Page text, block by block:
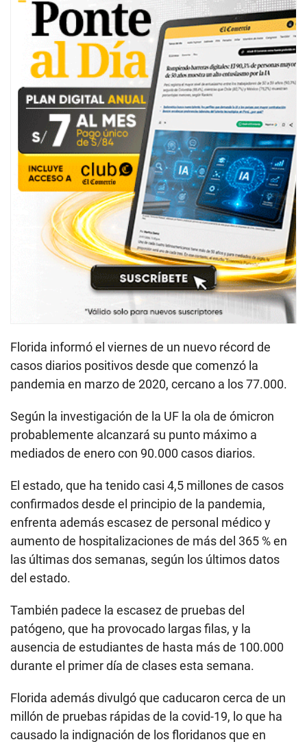
Florida informó el viernes de un nuevo récord de
casos diarios positivos desde que comenzó la
pandemia en marzo de 2020, cercano a los 77.000.
Según la investigación de la UF la ola de ómicron
probablemente alcanzará su punto máximo a
mediados de enero con 90.000 casos diarios.
El estado, que ha tenido casi 4,5 millones de casos
confirmados desde el principio de la pandemia,
enfrenta además escasez de personal médico y
aumento de hospitalizaciones de más del 365 % en
las últimas dos semanas, según los últimos datos
del estado.
También padece la escasez de pruebas del
patógeno, que ha provocado largas filas, y la
ausencia de estudiantes de hasta más de 100.000
durante el primer día de clases esta semana.
Florida además divulgó que caducaron cerca de un
millón de pruebas rápidas de la covid-19, lo que ha
causado la indignación de los floridanos que en